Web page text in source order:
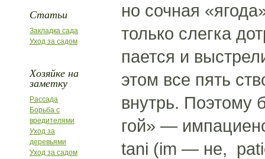
Статьи
Закладка сада
Уход за садом
Хозяйке на
заметку
Рассада
Борьба с
вредителями
Уход за
деревьями
Уход за садом
но сочная
только слегка
пается и
этом все пять
внутрь. Поэтому
гой» —
tani (im — не,